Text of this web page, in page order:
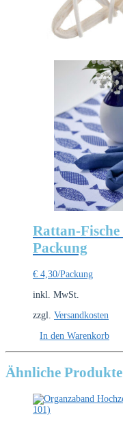
Rattan-Fische
Packung
€ 4,30/Packung
inkl. MwSt.
zzgl. Versandkosten
In den Warenkorb
Ähnliche Produkte